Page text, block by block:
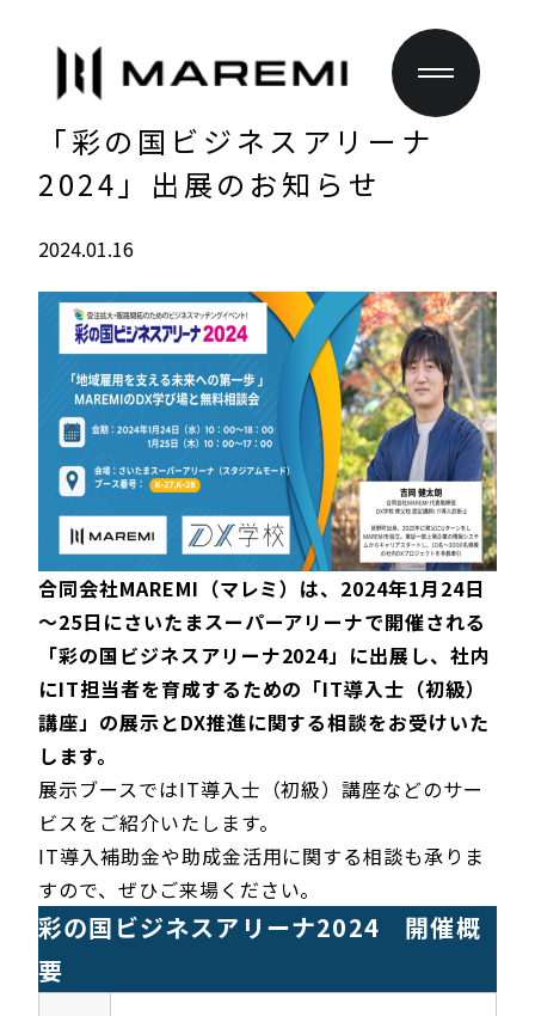
「彩の国ビジネスアリーナ
2024」出展のお知らせ
2024.01.16
合同会社MAREMI（マレミ）は、2024年1月24日
～25日にさいたまスーパーアリーナで開催される
「彩の国ビジネスアリーナ2024」に出展し、社内
にIT担当者を育成するための「IT導入士（初級）
講座」の展示とDX推進に関する相談をお受けいた
します。
展示ブースではIT導入士（初級）講座などのサー
ビスをご紹介いたします。
IT導入補助金や助成金活用に関する相談も承りま
すので、ぜひご来場ください。
彩の国ビジネスアリーナ2024 開催概
要